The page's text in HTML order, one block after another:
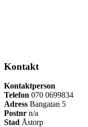
Kontakt
Kontaktperson
Telefon 070 0699834
Adress Bangatan 5
Postnr n/a
Stad Åstorp